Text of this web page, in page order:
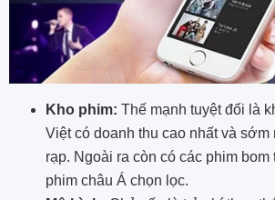
Kho phim: Thế mạnh tuyệt đối là
Việt có doanh thu cao nhất và sớm
rạp. Ngoài ra còn có các phim
phim châu Á chọn lọc.